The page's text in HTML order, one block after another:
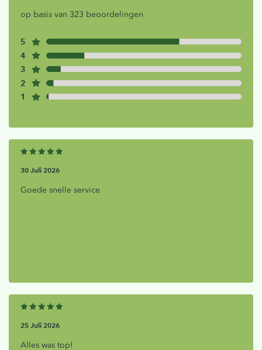
op basis van 323 beoordelingen
5
4
3
2
1
30 Juli 2026
Goede snelle service
25 Juli 2026
Alles was top!